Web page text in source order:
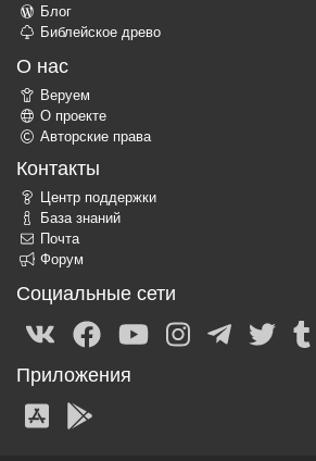
Блог
Библейское древо
О нас
Веруем
О проекте
Авторские права
Контакты
Центр поддержки
База знаний
Почта
Форум
Социальные сети
Приложения